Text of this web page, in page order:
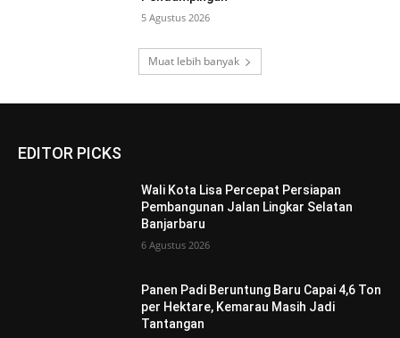
5 Agustus 2026
Muat lebih banyak
EDITOR PICKS
Wali Kota Lisa Percepat Persiapan
Pembangunan Jalan Lingkar Selatan
Banjarbaru
6 Agustus 2026
Panen Padi Beruntung Baru Capai 4,6 Ton
per Hektare, Kemarau Masih Jadi
Tantangan